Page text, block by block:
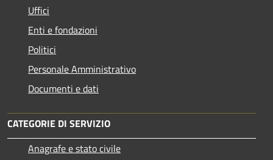
Uffici
Enti e fondazioni
Politici
Personale Amministrativo
Documenti e dati
CATEGORIE DI SERVIZIO
Anagrafe e stato civile